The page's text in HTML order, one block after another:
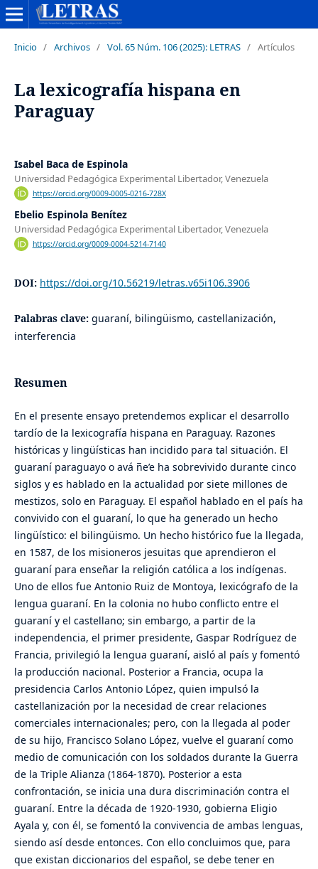
Inicio / Archivos / Vol. 65 Núm. 106 (2025): LETRAS / Artículos
La lexicografía hispana en
Paraguay
Isabel Baca de Espinola
Universidad Pedagógica Experimental Libertador, Venezuela
https://orcid.org/0009-0005-0216-728X
Ebelio Espinola Benítez
Universidad Pedagógica Experimental Libertador, Venezuela
https://orcid.org/0009-0004-5214-7140
DOI: https://doi.org/10.56219/letras.v65i106.3906
Palabras clave: guaraní, bilingüismo, castellanización,
interferencia
Resumen
En el presente ensayo pretendemos explicar el desarrollo
tardío de la lexicografía hispana en Paraguay. Razones
históricas y lingüísticas han incidido para tal situación. El
guaraní paraguayo o avá n̅e’e ha sobrevivido durante cinco
siglos y es hablado en la actualidad por siete millones de
mestizos, solo en Paraguay. El español hablado en el país ha
convivido con el guaraní, lo que ha generado un hecho
lingüístico: el bilingüismo. Un hecho histórico fue la llegada,
en 1587, de los misioneros jesuitas que aprendieron el
guaraní para enseñar la religión católica a los indígenas.
Uno de ellos fue Antonio Ruiz de Montoya, lexicógrafo de la
lengua guaraní. En la colonia no hubo conflicto entre el
guaraní y el castellano; sin embargo, a partir de la
independencia, el primer presidente, Gaspar Rodríguez de
Francia, privilegió la lengua guaraní, aisló al país y fomentó
la producción nacional. Posterior a Francia, ocupa la
presidencia Carlos Antonio López, quien impulsó la
castellanización por la necesidad de crear relaciones
comerciales internacionales; pero, con la llegada al poder
de su hijo, Francisco Solano López, vuelve el guaraní como
medio de comunicación con los soldados durante la Guerra
de la Triple Alianza (1864-1870). Posterior a esta
confrontación, se inicia una dura discriminación contra el
guaraní. Entre la década de 1920-1930, gobierna Eligio
Ayala y, con él, se fomentó la convivencia de ambas lenguas,
siendo así desde entonces. Con ello concluimos que, para
que existan diccionarios del español, se debe tener en